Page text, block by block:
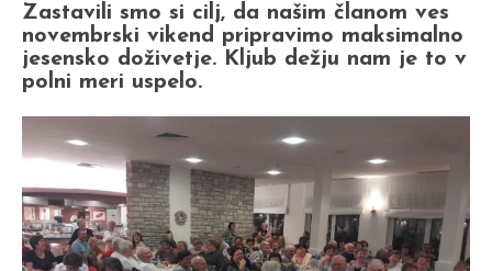
Zastavili smo si cilj, da našim članom ves
novembrski vikend pripravimo maksimalno
jesensko doživetje. Kljub dežju nam je to v
polni meri uspelo.